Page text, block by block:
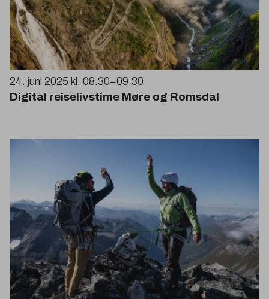
24. juni 2025 kl. 08.30−09.30
Digital reiselivstime Møre og Romsdal